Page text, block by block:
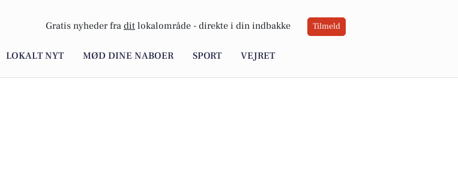
Gratis nyheder fra dit lokalområde - direkte i din indbakke Tilmeld
LOKALT NYT MØD DINE NABOER SPORT VEJRET